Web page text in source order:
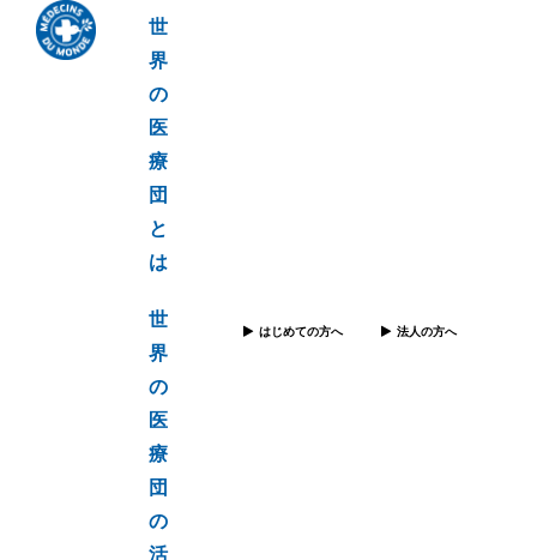
世
界
の
医
療
団
と
は
世
界
の
医
療
団
の
はじめての方へ 法人の方へ